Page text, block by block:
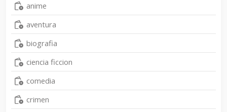
anime
aventura
biografia
ciencia ficcion
comedia
crimen